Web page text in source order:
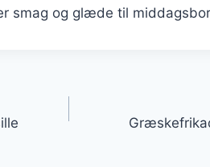
smag og glæde til